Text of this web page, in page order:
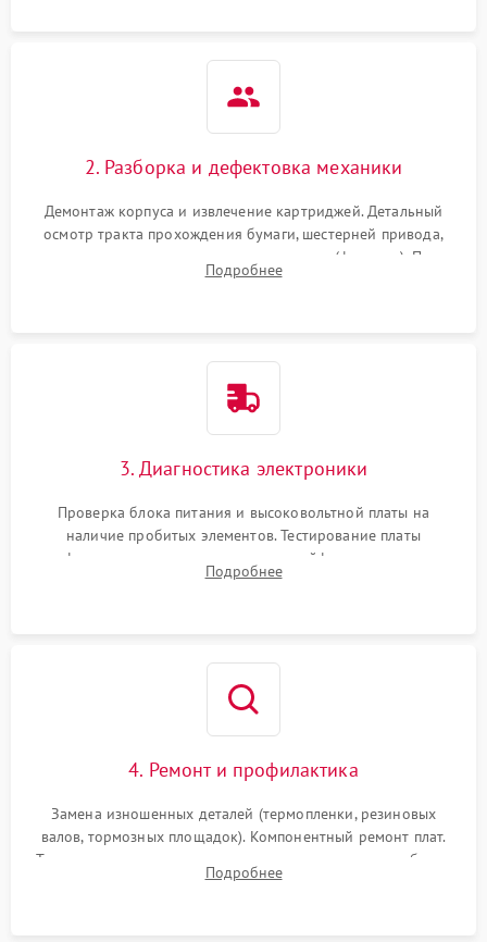
2. Разборка и дефектовка механики
Демонтаж корпуса и извлечение картриджей. Детальный
осмотр тракта прохождения бумаги, шестерней привода,
роликов захвата и узла термозакрепления (фьюзера). Поиск
физического износа и повреждений деталей.
Подробнее
3. Диагностика электроники
Проверка блока питания и высоковольтной платы на
наличие пробитых элементов. Тестирование платы
форматирования, целостности шлейфов, контактов
картриджа и оптопар (датчиков прохождения и наличия
Подробнее
4. Ремонт и профилактика
Замена изношенных деталей (термопленки, резиновых
валов, тормозных площадок). Компонентный ремонт плат.
Тщательная очистка тракта печати, контактов и линз блока
лазера (LSU) от просыпанного тонера и пыли.
Подробнее